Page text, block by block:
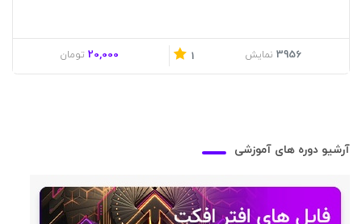
3956 نمایش 1
20,000 تومان
آرشیو دوره های آموزشی